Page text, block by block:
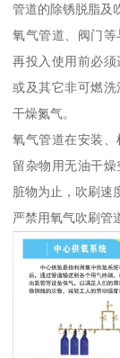
管道的除锈脱脂及
氧气管道、阀门等
再投入使用前必
或及其它非可燃
干燥氮气。
氧气管道在安装
留杂物用无油干
脏物为止，吹刷速
严禁用氧气吹刷管